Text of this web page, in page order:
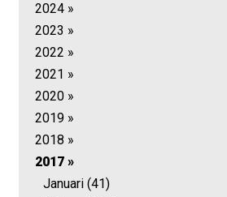
2024 »
2023 »
2022 »
2021 »
2020 »
2019 »
2018 »
2017 »
Januari (41)